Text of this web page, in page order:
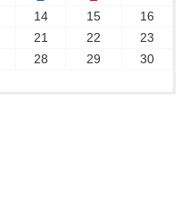
14 15
16
21 22
23
28 29
30